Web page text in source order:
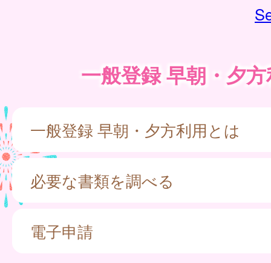
一般登録 早朝・夕
一般登録 早朝・夕方利用とは
必要な書類を調べる
電子申請